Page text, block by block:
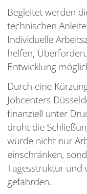
Begleitet werden
technischen
Individuelle
helfen,
Entwicklung
Durch eine
Jobcenters
finanziell unter
droht die
würde nicht nur
einschränken,
Tagesstruktur und
gefährden.